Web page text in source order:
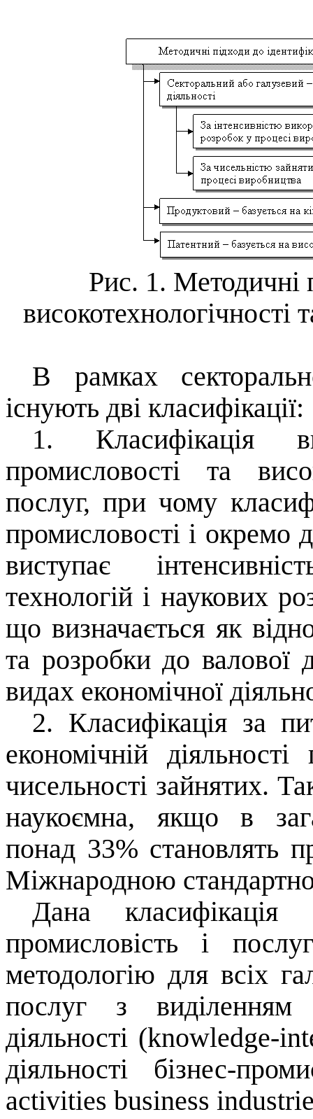
Рис. 1. Методичні
високотехнологічності
В рамках
існують дві класифікації:
1. Класифікація
промисловості та
послуг, при чому
промисловості і окремо
виступає
технологій і наукових
що визначається як
та розробки до валової
видах економічної
2. Класифікація за
економічній
чисельності зайнятих.
наукоємна, якщо в
понад 33% становлять
Міжнародною
Дана
промисловість і
методологію для всіх
послуг з виділенням
діяльності (knowledge-
діяльності бізнес-
activities business